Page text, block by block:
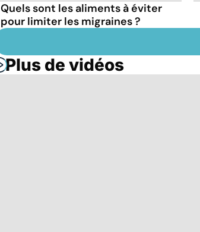
Quels sont les aliments à éviter
pour limiter les migraines ?
Plus de vidéos